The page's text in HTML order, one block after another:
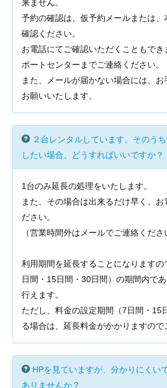
来ません。
予約の確認は、仮予約メールまたは
確認ください。
お電話にてご確認いただくこともで
ポートセンターまでご連絡ください。
また、メールが届かない場合には、
お願いいたします。
２台レンタルしています。そのう
したい場合、どうすればいいですか？
1台のみ延長の処理をいたします。
また、その場合は出来るだけ早く、お
ださい。
（営業時間外はメールでご連絡くださ
利用期間を延長することになります
日間・15日間・30日間）の期間内で
行えます。
ただし、料金の設定期間（7日間・15
る場合は、延長料金がかかりますので
HPを見ていますが、分かりにくい
ありませんか？